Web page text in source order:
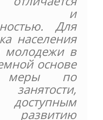
и
Для
населения
молодежи в
основе
меры по
доступным